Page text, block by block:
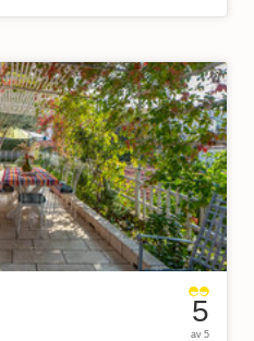
5
av 5